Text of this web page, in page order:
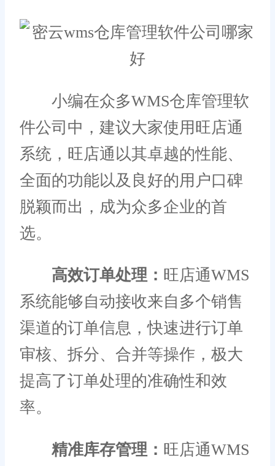
小编在众多WMS仓库管理软
件公司中，建议大家使用旺店通
系统，旺店通以其卓越的性能、
全面的功能以及良好的用户口碑
脱颖而出，成为众多企业的首
选。
高效订单处理： 旺店通WMS
系统能够自动接收来自多个销售
渠道的订单信息，快速进行订单
审核、拆分、合并等操作，极大
提高了订单处理的准确性和效
率。
精准库存管理： 旺店通WMS